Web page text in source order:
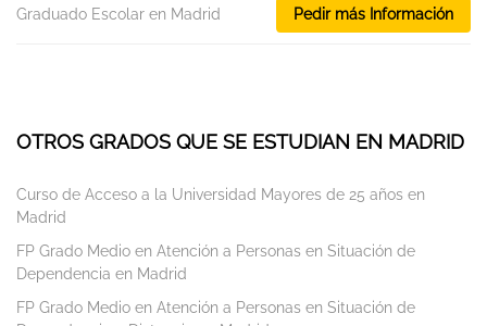
Graduado Escolar en Madrid Pedir más Información
OTROS GRADOS QUE SE ESTUDIAN EN MADRID
Curso de Acceso a la Universidad Mayores de 25 años en
Madrid
FP Grado Medio en Atención a Personas en Situación de
Dependencia en Madrid
FP Grado Medio en Atención a Personas en Situación de